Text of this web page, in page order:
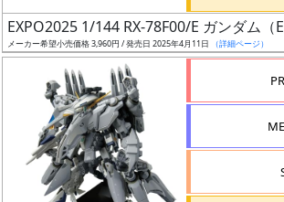
日
発
売
シュ
通知
EXPO2025 1/144 RX-78F00/E ガンダム
メーカー希望小売価格 3,960円 / 発売日 2025年4月11日 （詳細ページ）